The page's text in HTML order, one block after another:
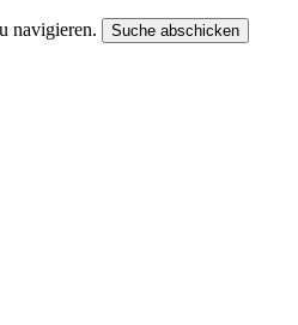
navigieren. Suche abschicken